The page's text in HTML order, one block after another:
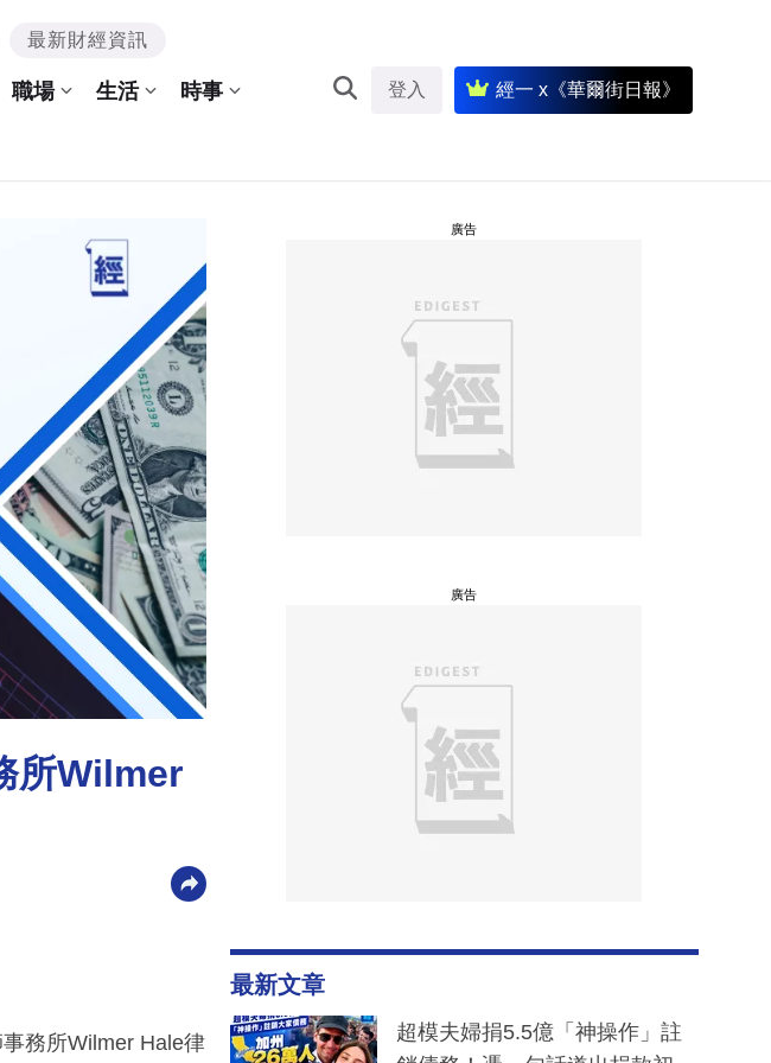
最新財經資訊
職場 生活 時事 登入 經一 x《華爾街日報》
所Wilmer
務所Wilmer Hale律
廣告
廣告
最新文章
超模夫婦捐5.5億「神操作」註